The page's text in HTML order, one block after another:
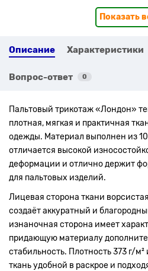
Показать
Описание Характеристики
Вопрос-ответ 0
Пальтовый трикотаж «Лондон»
плотная, мягкая и практичная
одежды. Материал выполнен из
отличается высокой
деформации и отлично держит
для пальтовых изделий.
Лицевая сторона ткани
создаёт аккуратный и
изнаночная сторона имеет
придающую материалу
стабильность. Плотность 373 г/
ткань удобной в раскрое и